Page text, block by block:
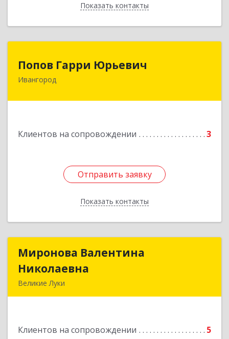
Показать контакты
Назад
Попов Гарри Юрьевич
Ивангород
Клиентов на сопровождении 3
Отправить заявку
Показать контакты
Отправить заявку
Назад
Миронова Валентина
Николаевна
Великие Луки
Клиентов на сопровождении 5
Миронова Валентина